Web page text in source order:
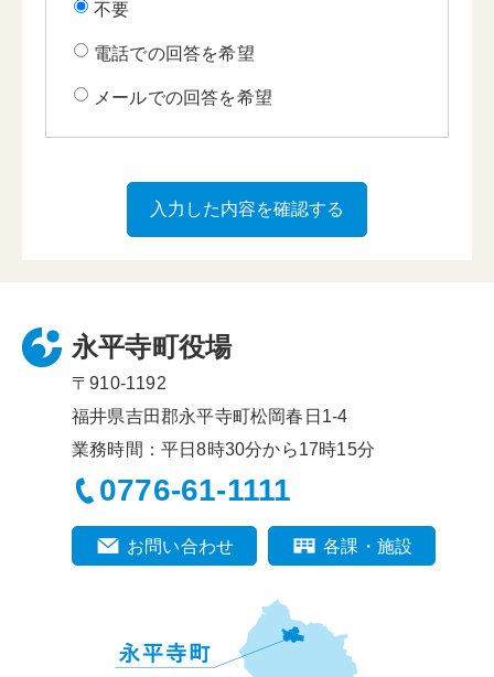
不要
電話での回答を希望
メールでの回答を希望
永平寺町役場
〒910-1192
福井県吉田郡永平寺町松岡春日1-4
業務時間：平日8時30分から17時15分
0776-61-1111
お問い合わせ 各課・施設